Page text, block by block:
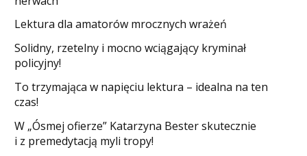
Lektura dla amatorów mrocznych wrażeń
Solidny, rzetelny i mocno wciągający kryminał
policyjny!
​To trzymająca w napięciu lektura – idealna na ten
czas!
W „Ósmej ofierze” Katarzyna Bester skutecznie
i z premedytacją myli tropy!